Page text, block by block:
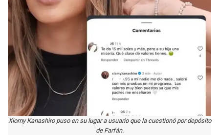
Xiomy Kanashiro puso en su lugar a usuario que la cuestionó por depósito
de Farfán.